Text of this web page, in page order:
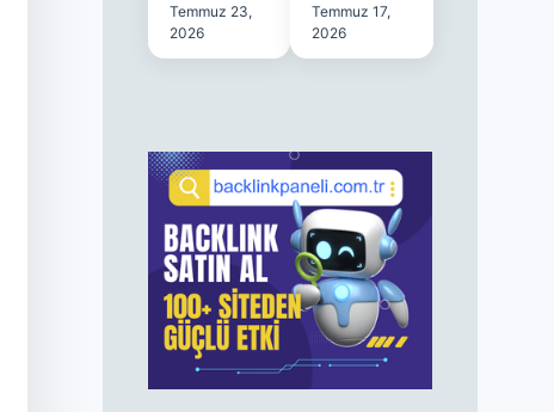
Temmuz 23,
2026
Temmuz 17,
2026